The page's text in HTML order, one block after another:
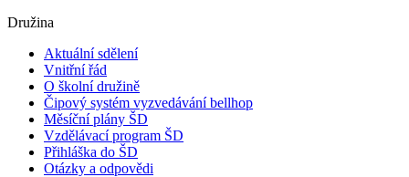
Družina
Aktuální sdělení
Vnitřní řád
O školní družině
Čipový systém vyzvedávání bellhop
Měsíční plány ŠD
Vzdělávací program ŠD
Přihláška do ŠD
Otázky a odpovědi